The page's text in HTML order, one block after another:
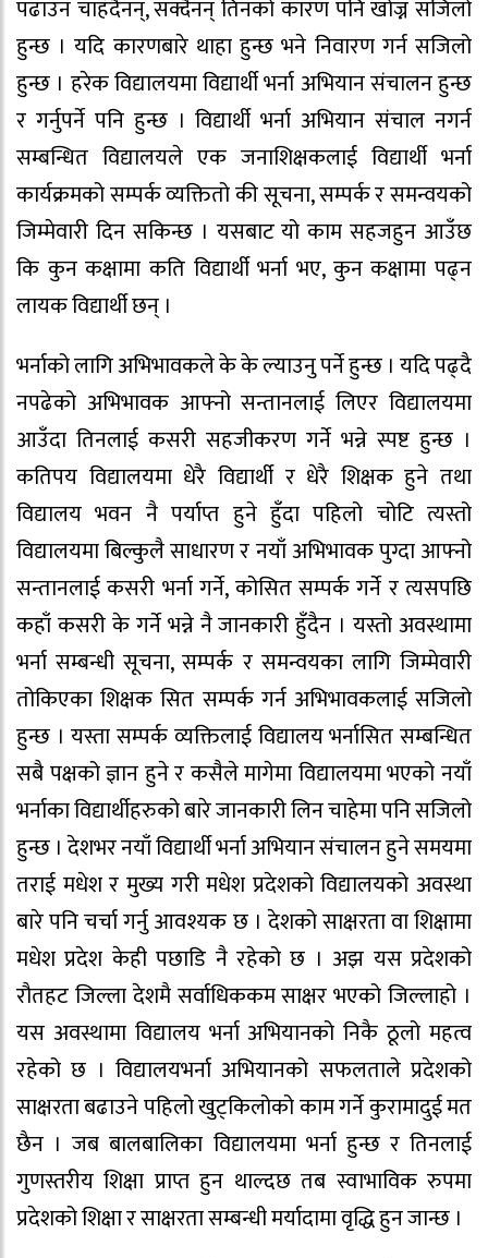
पढाउन चाहँदैनन्, सक्दैनन् तिनको कारण पनि खोज्न सजिलो
हुन्छ । यदि कारणबारे थाहा हुन्छ भने निवारण गर्न सजिलो
हुन्छ । हरेक विद्यालयमा विद्यार्थी भर्ना अभियान संचालन हुन्छ
र गर्नुपर्ने पनि हुन्छ । विद्यार्थी भर्ना अभियान संचाल नगर्न
सम्बन्धित विद्यालयले एक जनाशिक्षकलाई विद्यार्थी भर्ना
कार्यक्रमको सम्पर्क व्यक्तितो की सूचना, सम्पर्क र समन्वयको
जिम्मेवारी दिन सकिन्छ । यसबाट यो काम सहजहुन आउँछ
कि कुन कक्षामा कति विद्यार्थी भर्ना भए, कुन कक्षामा पढ्न
लायक विद्यार्थी छन् ।
भर्नाको लागि अभिभावकले के के ल्याउनु पर्ने हुन्छ । यदि पढ्दै
नपढेको अभिभावक आफ्नो सन्तानलाई लिएर विद्यालयमा
आउँदा तिनलाई कसरी सहजीकरण गर्ने भन्ने स्पष्ट हुन्छ ।
कतिपय विद्यालयमा धेरै विद्यार्थी र धेरै शिक्षक हुने तथा
विद्यालय भवन नै पर्याप्त हुने हुँदा पहिलो चोटि त्यस्तो
विद्यालयमा बिल्कुलै साधारण र नयाँ अभिभावक पुग्दा आफ्नो
सन्तानलाई कसरी भर्ना गर्ने, कोसित सम्पर्क गर्ने र त्यसपछि
कहाँ कसरी के गर्ने भन्ने नै जानकारी हुँदैन । यस्तो अवस्थामा
भर्ना सम्बन्धी सूचना, सम्पर्क र समन्वयका लागि जिम्मेवारी
तोकिएका शिक्षक सित सम्पर्क गर्न अभिभावकलाई सजिलो
हुन्छ । यस्ता सम्पर्क व्यक्तिलाई विद्यालय भर्नासित सम्बन्धित
सबै पक्षको ज्ञान हुने र कसैले मागेमा विद्यालयमा भएको नयाँ
भर्नाका विद्यार्थीहरुको बारे जानकारी लिन चाहेमा पनि सजिलो
हुन्छ । देशभर नयाँ विद्यार्थी भर्ना अभियान संचालन हुने समयमा
तराई मधेश र मुख्य गरी मधेश प्रदेशको विद्यालयको अवस्था
बारे पनि चर्चा गर्नु आवश्यक छ । देशको साक्षरता वा शिक्षामा
मधेश प्रदेश केही पछाडि नै रहेको छ । अझ यस प्रदेशको
रौतहट जिल्ला देशमै सर्वाधिककम साक्षर भएको जिल्लाहो ।
यस अवस्थामा विद्यालय भर्ना अभियानको निकै ठूलो महत्व
रहेको छ । विद्यालयभर्ना अभियानको सफलताले प्रदेशको
साक्षरता बढाउने पहिलो खुट्किलोको काम गर्ने कुरामादुई मत
छैन । जब बालबालिका विद्यालयमा भर्ना हुन्छ र तिनलाई
गुणस्तरीय शिक्षा प्राप्त हुन थाल्दछ तब स्वाभाविक रुपमा
प्रदेशको शिक्षा र साक्षरता सम्बन्धी मर्यादामा वृद्धि हुन जान्छ ।